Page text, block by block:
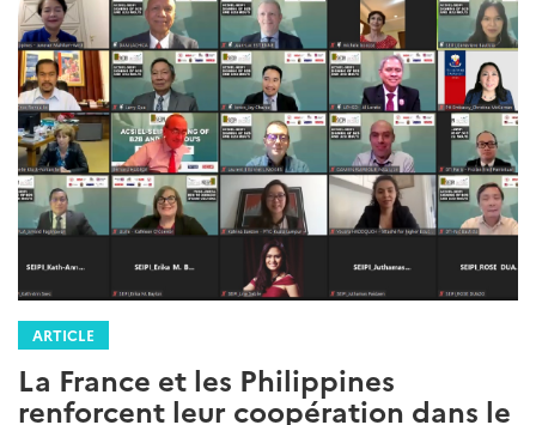
ARTICLE
La France et les Philippines
renforcent leur coopération dans le